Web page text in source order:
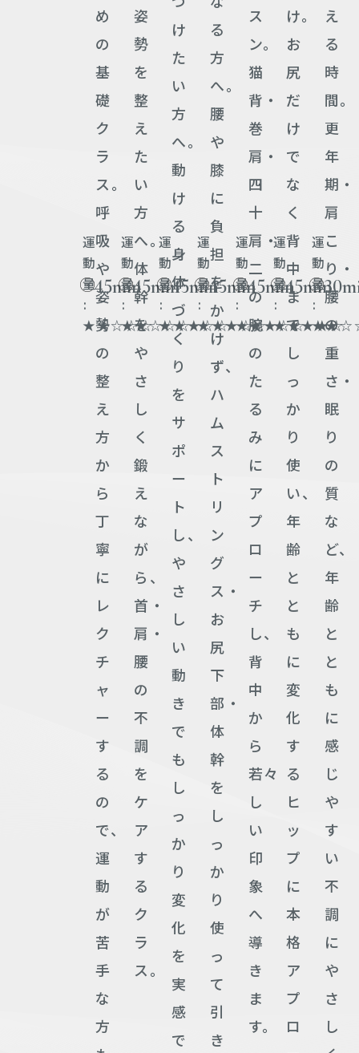
45min
運
動
量
:
★★☆☆☆
め
の
基
礎
ク
ラ
ス。
呼
吸
や
姿
勢
の
整
え
方
か
ら
丁
寧
に
レ
ク
チ
ャ
ー
す
る
の
で、
運
動
が
苦
手
な
方
45min
運
動
量
:
★★☆☆☆
姿
勢
を
整
え
た
い
方
へ。
体
幹
を
や
さ
し
く
鍛
え
な
が
ら、
首・
肩・
腰
の
不
調
を
ケ
ア
す
る
ク
ラ
ス 。
45min
運
動
量
:
★★★☆☆
け
た
い
方
へ。
動
け
る
身
体
づ
く
り
を
サ
ポ
ー
ト
し、
や
さ
し
い
動
き
で
も
し
っ
か
り
変
化
を
実
感
で
45min
運
動
量
:
★★★☆☆
る
方
へ。
腰
や
膝
に
負
担
を
か
け
ず、
ハ
ム
ス
ト
リ
ン
グ
ス・
お
尻
下
部・
体
幹
を
し
っ
か
り
使
っ
て
引
き
45min
運
動
量
:
★★★☆☆
ス
ン。
猫
背・
巻
肩・
四
十
肩・
二
の
腕
の
た
る
み
に
ア
プ
ロ
ー
チ
し、
背
中
か
ら
若々
し
い
印
象
へ
導
き
ま
す。
45min
運
動
量
:
★★★★☆
け。
お
尻
だ
け
で
な
く
背
中
ま
で
し
っ
か
り
使
い、
年
齢
と
と
も
に
変
化
す
る
ヒ
ッ
プ
に
本
格
ア
プ
ロ
運
動
量
:
え
る
時
間。
更
年
期・
肩
こ
り・
腰
の
重
さ・
眠
り
の
質
な
ど、
年
齢
と
と
も
に
感
じ
や
す
い
不
調
に
や
さ
し